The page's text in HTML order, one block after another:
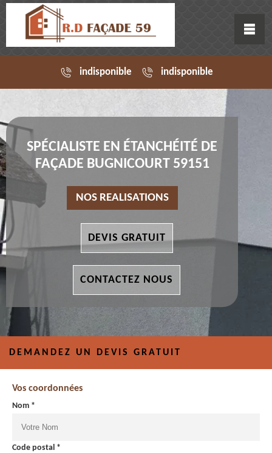
indisponible indisponible
SPÉCIALISTE EN ÉTANCHÉITÉ DE
FAÇADE BUGNICOURT 59151
NOS REALISATIONS
DEVIS GRATUIT
CONTACTEZ NOUS
DEMANDEZ UN DEVIS GRATUIT
Vos coordonnées
Nom *
Code postal *